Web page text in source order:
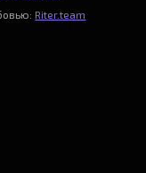
Riter.team